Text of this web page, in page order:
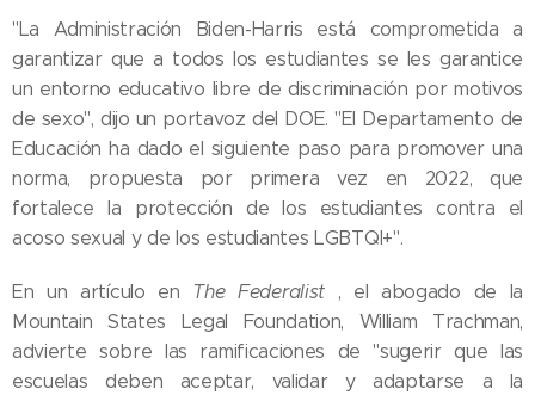
"La Administración Biden-Harris está comprometida a
garantizar que a todos los estudiantes se les garantice
un entorno educativo libre de discriminación por motivos
de sexo", dijo un portavoz del DOE. "El Departamento de
Educación ha dado el siguiente paso para promover una
norma, propuesta por primera vez en 2022, que
fortalece la protección de los estudiantes contra el
acoso sexual y de los estudiantes LGBTQI+".
En un artículo en The Federalist, el abogado de la
Mountain States Legal Foundation, William Trachman,
advierte sobre las ramificaciones de "sugerir que las
escuelas deben aceptar, validar y adaptarse a la